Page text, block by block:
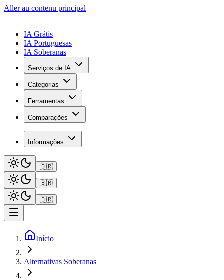
Aller au contenu principal
IA Grátis
IA Portuguesas
IA Soberanas
Serviços de IA
Categorias
Ferramentas
Comparações
Informações
🇧🇷
🇧🇷
🇧🇷
Início
Alternativas Soberanas